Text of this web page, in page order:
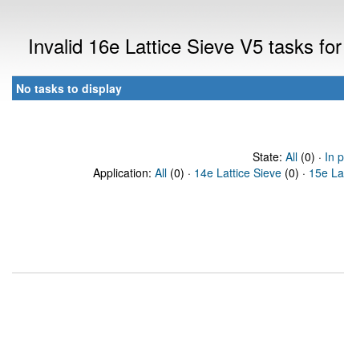
Invalid 16e Lattice Sieve V5 tasks
No tasks to display
State: All(0) · In
Application: All (0) · 14e Lattice Sieve (0) · 15e